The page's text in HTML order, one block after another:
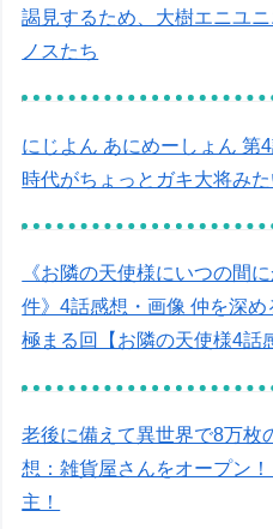
謁見するため、大樹エニユ
ノスたち
にじよん あにめーしょん 第
時代がちょっとガキ大将みた
《お隣の天使様にいつの間
件》4話感想・画像 仲を深
極まる回【お隣の天使様4話
老後に備えて異世界で8万枚
想：雑貨屋さんをオープン
主！